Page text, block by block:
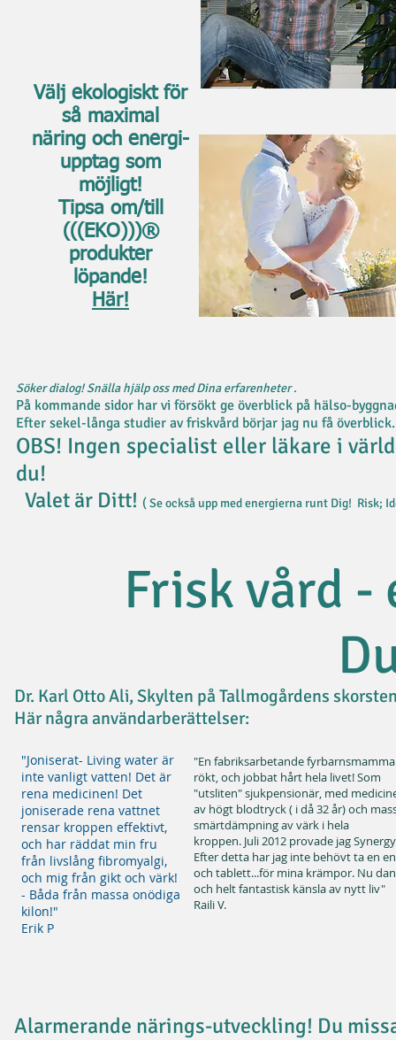
Välj ekologiskt för
så maximal
näring och energi-
upptag som
möjligt!
Tipsa om/till
(((EKO)))®
produkter
löpande!
Här!
Söker dialog! Snälla hjälp oss med Dina erfarenheter .
På kommande sidor har vi försökt ge överblick på hälso-
Efter sekel-långa studier av friskvård börjar jag nu få
OBS! Ingen specialist eller läkare i
du!
Valet är Ditt! ( Se också upp med energierna runt Dig! Risk;
Frisk vård -
Dr. Karl Otto Ali, Skylten på Tallmogårdens
Här några användarberättelser:
"Joniserat- Living water är
inte vanligt vatten! Det är
rena medicinen! Det
joniserade rena vattnet
rensar kroppen effektivt,
och har räddat min fru
från livslång fibromyalgi,
och mig från gikt och värk!
- Båda från massa onödiga
kilon!"
Erik P
"En fabriksarbetande
rökt, och jobbat hårt hela livet! Som
"utsliten" sjukpensionär, med
av högt blodtryck ( i då 32 år) och
smärtdämpning av värk i hela
kroppen. Juli 2012 provade jag
Efter detta har jag inte behövt ta en
och tablett...för mina krämpor. Nu
och helt fantastisk känsla av nytt liv"
Raili V.
Alarmerande närings-utveckling! Du